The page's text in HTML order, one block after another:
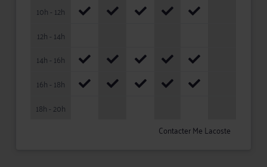
10h - 12h
12h - 14h
14h - 16h
16h - 18h
18h - 20h
Contacter Me Lacoste